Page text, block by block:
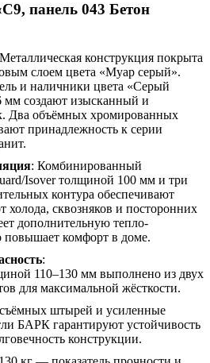
панель 043 Бетон
конструкция покрыта
слоем цвета «Муар серый».
и наличники цвета «Серый
создают изысканный и
Два объёмных хромированных
принадлежность к серии
: Комбинированный
Isover толщиной 100 мм и три
контура обеспечивают
холода, сквозняков и посторонних
дополнительную тепло-
комфорт в доме.
:
110–130 мм выполнено из двух
для максимальной жёсткости.
штырей и усиленные
БАРК гарантируют устойчивость
конструкции.